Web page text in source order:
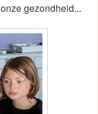
gezondheid...